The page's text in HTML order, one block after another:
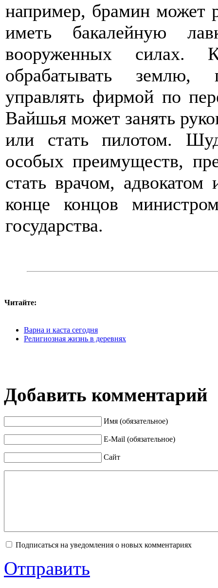
например, брамин может
иметь бакалейную
вооруженных силах.
обрабатывать
управлять фирмой по
Вайшья может занять
или стать пилотом.
особых преимуществ,
стать врачом,
конце концов
государства.
Читайте:
Варна и каста сегодня
Религиозная жизнь в деревнях
Добавить комментарий
Имя (обязательное)
E-Mail (обязательное)
Сайт
Подписаться на уведомления о новых комментариях
Отправить